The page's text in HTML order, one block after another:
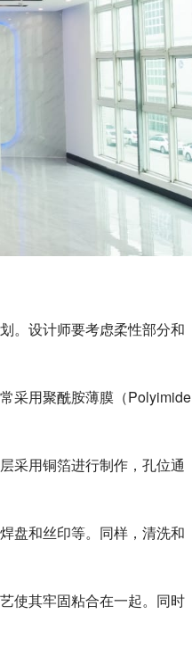
。设计师要考虑柔性部分和
采用聚酰胺薄膜（Polyimide
采用铜箔进行制作，孔位通
盘和丝印等。同样，清洗和
使其牢固粘合在一起。同时